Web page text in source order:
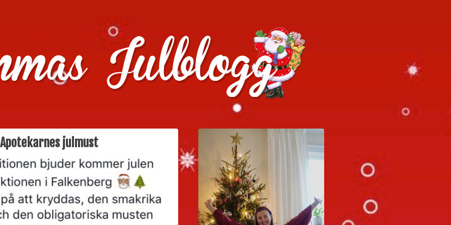
julklappstips, julkalendrar, adventskalendrar , julpyssel och julrecept!
julmust